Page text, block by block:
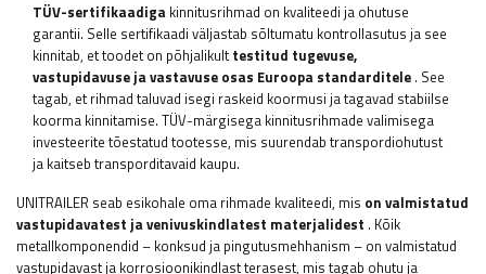
TÜV-sertifikaadiga kinnitusrihmad on kvaliteedi ja ohutuse
garantii. Selle sertifikaadi väljastab sõltumatu kontrollasutus ja see
kinnitab, et toodet on põhjalikulttestitud tugevuse,
vastupidavuse ja vastavuse osas Euroopa standarditele . See
tagab, et rihmad taluvad isegi raskeid koormusi ja tagavad stabiilse
koorma kinnitamise. TÜV-märgisega kinnitusrihmade valimisega
investeerite tõestatud tootesse, mis suurendab transpordiohutust
ja kaitseb transporditavaid kaupu.
UNITRAILER seab esikohale oma rihmade kvaliteedi, mis on valmistatud
vastupidavatest ja venivuskindlatest materjalidest . Kõik
metallkomponendid – konksud ja pingutusmehhanism – on valmistatud
vastupidavast ja korrosioonikindlast terasest, mis tagab ohutu ja